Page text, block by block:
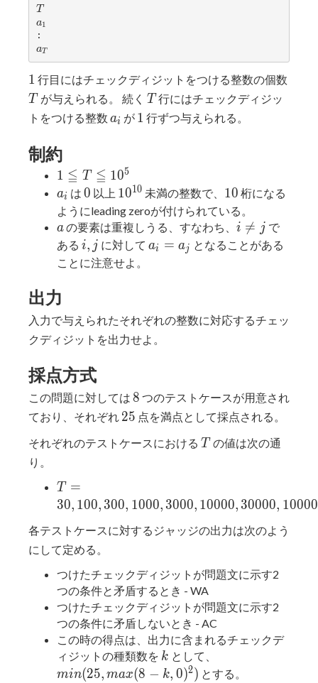
T
T
a
_
1
a1
a
_
T
aT
1
1 行目にはチェックディジットをつける整数の個数
T が与えられる。 続く T
T 行にはチェックディジッ
トをつける整数 a_i
ai が 1
1 行ずつ与えられる。
制約
1 ≦
T ≦
10^5
1 ≦ T ≦ 105
a_i
ai は 0
0 以上 10^{10}
1010 未満の整数で、 10
10 桁になる
ようにleading zeroが付けられている。
a
aの要素は重複しうる、すなわち、 i
≠
i 
= j で
ある i,
j
i, j に対してa_i
ai = aj
となることがある
ことに注意せよ。
出力
入力で与えられたそれぞれの整数に対応するチェッ
クディジットを出力せよ。
採点方式
この問題に対しては 8
8 つのテストケースが用意され
ており、それぞれ 25
25 点を満点として採点される。
それぞれのテストケースにおける T
T の値は次の通
り。
T =
30,
300,
1000,
3000,
10000,
30000,
100000
T
=
30, 100, 300, 1000, 3000, 10000, 30000, 10000
各テストケースに対するジャッジの出力は次のよう
にして定める。
つけたチェックディジットが問題文に示す2
つの条件と矛盾するとき - WA
つけたチェックディジットが問題文に示す2
つの条件に矛盾しないとき - AC
この時の得点は、出力に含まれるチェックデ
ィジットの種類数を k
k として、
max(8 -
min(25, max(8 − k, 0)2 ) とする。